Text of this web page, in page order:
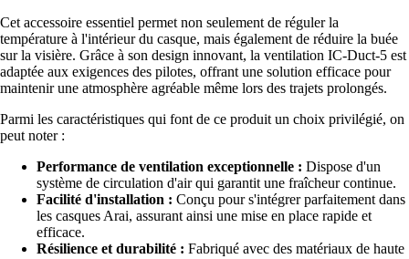
Cet accessoire essentiel permet non seulement de réguler la
température à l'intérieur du casque, mais également de réduire la buée
sur la visière. Grâce à son design innovant, la ventilation IC-Duct-5 est
adaptée aux exigences des pilotes, offrant une solution efficace pour
maintenir une atmosphère agréable même lors des trajets prolongés.
Parmi les caractéristiques qui font de ce produit un choix privilégié, on
peut noter :
Performance de ventilation exceptionnelle : Dispose d'un
système de circulation d'air qui garantit une fraîcheur continue.
Facilité d'installation : Conçu pour s'intégrer parfaitement dans
les casques Arai, assurant ainsi une mise en place rapide et
efficace.
Résilience et durabilité : Fabriqué avec des matériaux de haute